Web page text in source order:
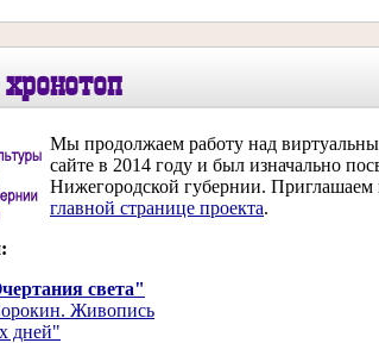
Мы продолжаем работу над
сайте в 2014 году и был изначально
Нижегородской губернии. Приглашаем
главной странице проекта.
света"
Живопись
дней"